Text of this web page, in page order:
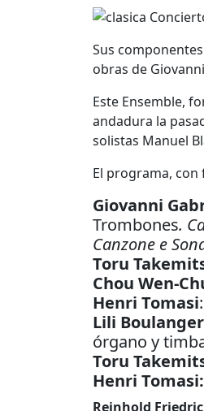
Sus
obras de
Este Ensemble,
andadura la
solistas Manuel
El programa,
Giovanni
Trombones.
Canzone e
Toru
Chou Wen-
Henri Tomasi
Lili
órgano y
Toru
Henri Tomasi:
Reinhold